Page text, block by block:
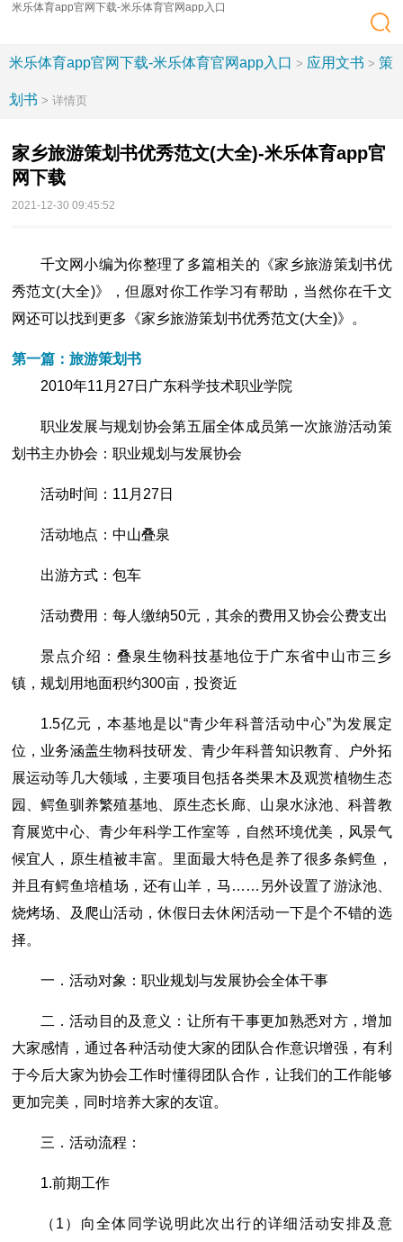
米乐体育app官网下载-米乐体育官网app入口
米乐体育app官网下载-米乐体育官网app入口 > 应用文书 > 策
划书 > 详情页
家乡旅游策划书优秀范文(大全)-米乐体育app官
网下载
2021-12-30 09:45:52
千文网小编为你整理了多篇相关的《家乡旅游策划书优
秀范文(大全)》，但愿对你工作学习有帮助，当然你在千文
网还可以找到更多《家乡旅游策划书优秀范文(大全)》。
第一篇：旅游策划书
2010年11月27日广东科学技术职业学院
职业发展与规划协会第五届全体成员第一次旅游活动策
划书主办协会：职业规划与发展协会
活动时间：11月27日
活动地点：中山叠泉
出游方式：包车
活动费用：每人缴纳50元，其余的费用又协会公费支出
景点介绍：叠泉生物科技基地位于广东省中山市三乡
镇，规划用地面积约300亩，投资近
1.5亿元，本基地是以“青少年科普活动中心”为发展定
位，业务涵盖生物科技研发、青少年科普知识教育、户外拓
展运动等几大领域，主要项目包括各类果木及观赏植物生态
园、鳄鱼驯养繁殖基地、原生态长廊、山泉水泳池、科普教
育展览中心、青少年科学工作室等，自然环境优美，风景气
候宜人，原生植被丰富。里面最大特色是养了很多条鳄鱼，
并且有鳄鱼培植场，还有山羊，马……另外设置了游泳池、
烧烤场、及爬山活动，休假日去休闲活动一下是个不错的选
择。
一．活动对象：职业规划与发展协会全体干事
二．活动目的及意义：让所有干事更加熟悉对方，增加
大家感情，通过各种活动使大家的团队合作意识增强，有利
于今后大家为协会工作时懂得团队合作，让我们的工作能够
更加完美，同时培养大家的友谊。
三．活动流程：
1.前期工作
（1）向全体同学说明此次出行的详细活动安排及意